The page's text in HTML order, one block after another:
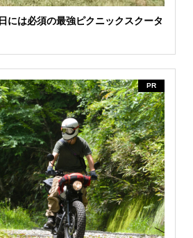
には必須の最強ピクニックスクータ
PR